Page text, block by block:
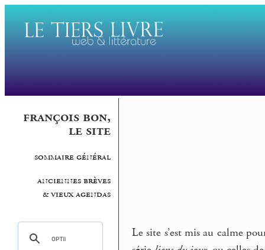
françois bon,
le site
sommaire général
anciennes brèves
& vieux agendas
Le site s’est mis au calme